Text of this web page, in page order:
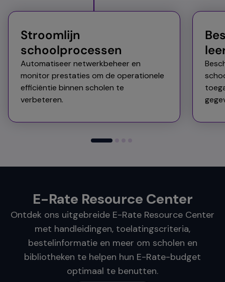
Stroomlijn
schoolprocessen​
Automatiseer netwerkbeheer en
monitor prestaties om de operationele
efficiëntie binnen scholen te
verbeteren.​
E-Rate Resource Center
Ontdek ons uitgebreide E-Rate Resource Center
met handleidingen, toelatingscriteria,
bestelinformatie en meer om scholen en
bibliotheken te helpen hun E-Rate-budget
optimaal te benutten.